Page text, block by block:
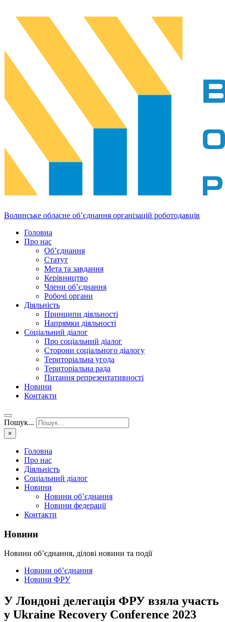
Волинське обласне об’єднання організацій роботодавців
Головна
Про нас
Об’єднання
Статут
Мета та завдання
Керівництво
Члени об’єднання
Робочі органи
Діяльність
Принципи діяльності
Напрямки діяльності
Соціальний діалог
Про соціальний діалог
Сторони соціального діалогу
Територіальна угода
Територіальна рада
Питання репрезентативності
Новини
Контакти
Пошук...
×
Головна
Про нас
Діяльність
Соціальний діалог
Новини
Новини об’єднання
Новини федерації
Контакти
Новини
Новини об’єднання, ділові новини та події
Новини об’єднання
Новини ФРУ
У Лондоні делегація ФРУ взяла участь
у Ukraine Recovery Conference 2023